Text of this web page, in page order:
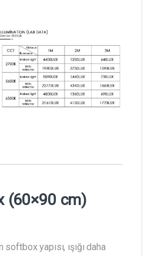
(60×90 cm)
yapısı, ışığı daha